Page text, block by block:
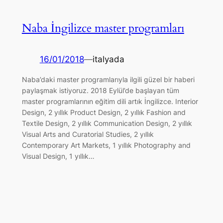
Naba İngilizce master programları
16/01/2018—italyada
Naba’daki master programlarıyla ilgili güzel bir haberi
paylaşmak istiyoruz. 2018 Eylül’de başlayan tüm
master programlarının eğitim dili artık İngilizce. Interior
Design, 2 yıllık Product Design, 2 yıllık Fashion and
Textile Design, 2 yıllık Communication Design, 2 yıllık
Visual Arts and Curatorial Studies, 2 yıllık
Contemporary Art Markets, 1 yıllık Photography and
Visual Design, 1 yıllık…